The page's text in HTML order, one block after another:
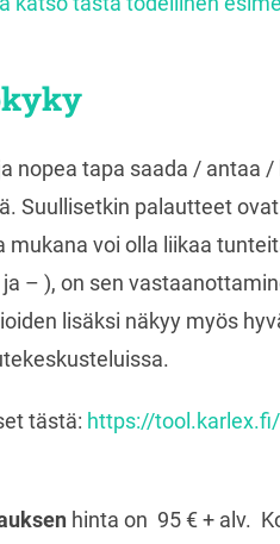
nopea tapa saada / antaa
Suullisetkin palautteet
mukana voi olla liikaa
ja – ), on sen
lisäksi näkyy myös
tästä: https://
hinta on 95 € + alv.